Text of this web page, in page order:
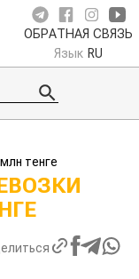
ОБРАТНАЯ СВЯЗЬ
Язык RU
тенге